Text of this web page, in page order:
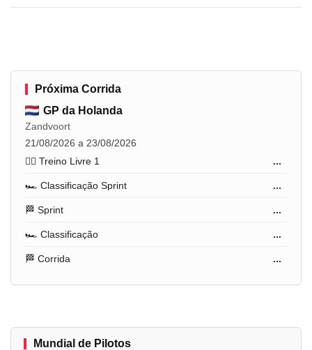
Próxima Corrida
GP da Holanda
Zandvoort
21/08/2026 a 23/08/2026
🏋️‍♂️ Treino Livre 1
...
🏎️ Classificação Sprint ...
🏁 Sprint ...
🏎️ Classificação ...
🏁 Corrida ...
Mundial de Pilotos